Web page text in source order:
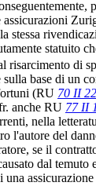
stessa
statuito
risarcimento di
base di un
(RU 70 II
anche RU 77 II
nella
l'autore del
se il
dal temuto
una